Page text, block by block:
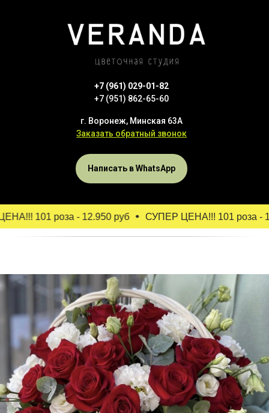
+7 (961) 029-01-82
+7 (951) 862-65-60
г. Воронеж, Минская 63А
Заказать обратный звонок
Написать в WhatsApp
101 роза - 12.950 руб СУПЕР ЦЕНА!!! 101 роза -